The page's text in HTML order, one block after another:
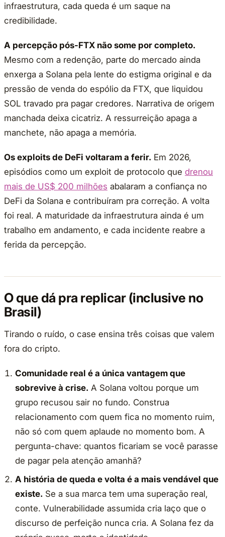
infraestrutura, cada queda é um saque na
credibilidade.
A percepção pós-FTX não some por completo.
Mesmo com a redenção, parte do mercado ainda
enxerga a Solana pela lente do estigma original e da
pressão de venda do espólio da FTX, que liquidou
SOL travado pra pagar credores. Narrativa de origem
manchada deixa cicatriz. A ressurreição apaga a
manchete, não apaga a memória.
Os exploits de DeFi voltaram a ferir. Em 2026,
episódios como um exploit de protocolo que drenou
mais de US$ 200 milhões abalaram a confiança no
DeFi da Solana e contribuíram pra correção. A volta
foi real. A maturidade da infraestrutura ainda é um
trabalho em andamento, e cada incidente reabre a
ferida da percepção.
O que dá pra replicar (inclusive no
Brasil)
Tirando o ruído, o case ensina três coisas que valem
fora do cripto.
Comunidade real é a única vantagem que
sobrevive à crise. A Solana voltou porque um
grupo recusou sair no fundo. Construa
relacionamento com quem fica no momento ruim,
não só com quem aplaude no momento bom. A
pergunta-chave: quantos ficariam se você parasse
de pagar pela atenção amanhã?
A história de queda e volta é a mais vendável que
existe. Se a sua marca tem uma superação real,
conte. Vulnerabilidade assumida cria laço que o
discurso de perfeição nunca cria. A Solana fez da